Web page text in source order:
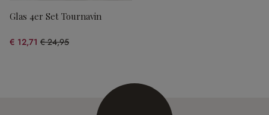
Glas 4er Set Tournavin
€ 12,71 € 24,95
(49.06% gespart)